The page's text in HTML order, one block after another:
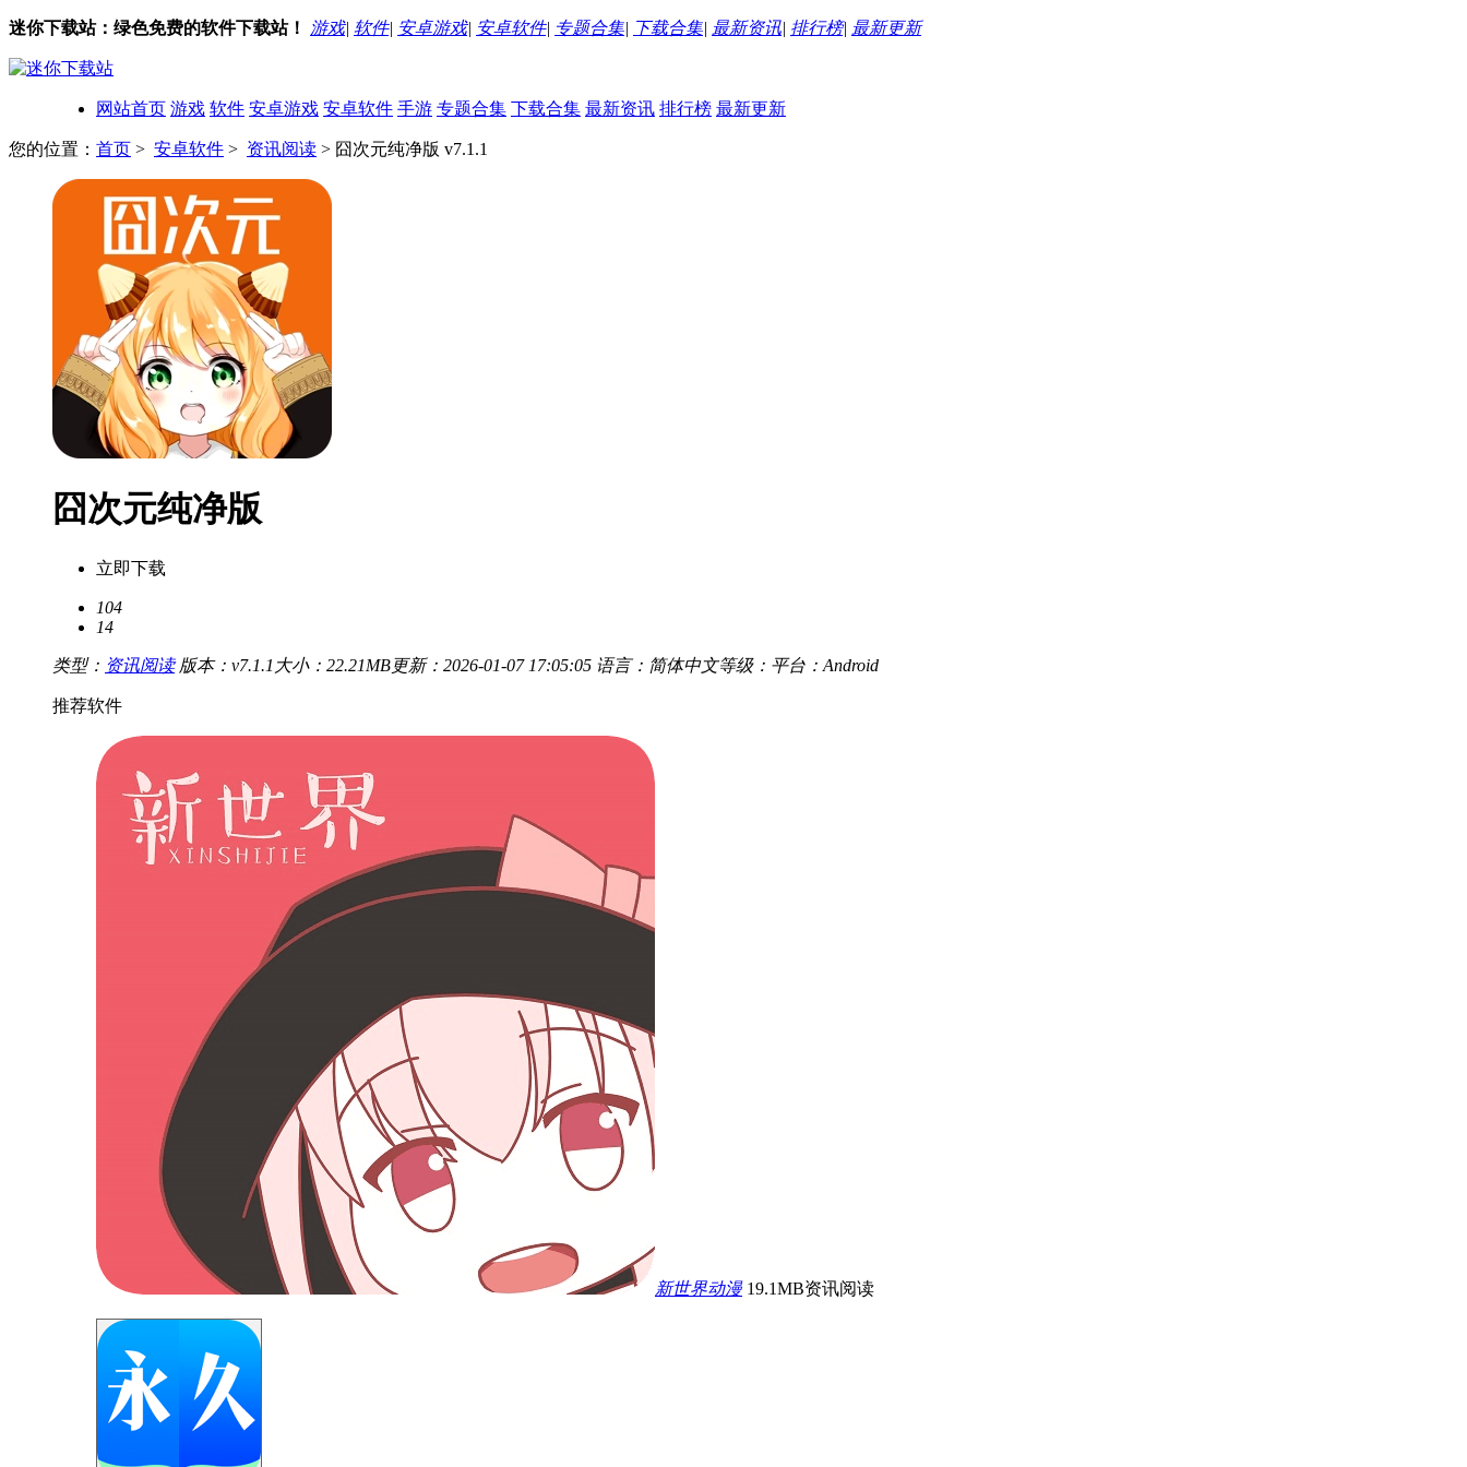
迷你下载站：绿色免费的软件下载站！ 游戏| 软件| 安卓游戏| 安卓软件| 专题合集| 下载合集| 最新资讯| 排行榜| 最新更新
网站首页 游戏 软件 安卓游戏 安卓软件 手游 专题合集 下载合集 最新资讯 排行榜 最新更新
您的位置： 首页 > 安卓软件 > 资讯阅读 > 囧次元纯净版 v7.1.1
囧次元纯净版
立即下载
104
14
类型： 资讯阅读 版本：v7.1.1 大小：22.21MB更新：2026-01-07 17:05:05 语言：简体中文等级： 平台：Android
推荐软件
新世界动漫 19.1MB资讯阅读